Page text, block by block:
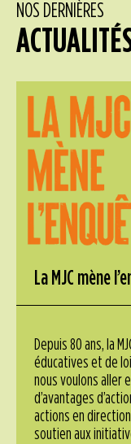
NOS DERNIÈRES
La MJC mène
Depuis 80 ans, la
éducatives et de
nous voulons aller
d’avantages
actions en
soutien aux